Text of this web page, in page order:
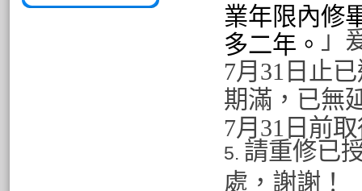
業年限內修
多二年。
」
7月31日止
期滿，已無
7月31日前
請重修已
處，謝謝！